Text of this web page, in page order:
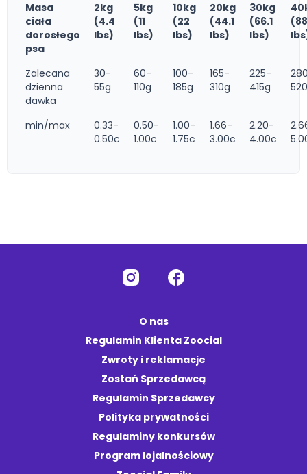
Masa
ciała
dorosłego
psa
2kg
(4.4
lbs)
5kg
(11
lbs)
10kg
(22
lbs)
20kg
(44.1
lbs)
30kg
(66.1
lbs)
Zalecana
dzienna
dawka
30-
55g
60-
110g
100-
185g
165-
310g
225-
415g
min/max
0.33-
0.50c
0.50-
1.00c
1.00-
1.75c
1.66-
3.00c
2.20-
4.00c
O nas
Regulamin Klienta Zoocial
Zwroty i reklamacje
Zostań Sprzedawcą
Regulamin Sprzedawcy
Polityka prywatności
Regulaminy konkursów
Program lojalnościowy